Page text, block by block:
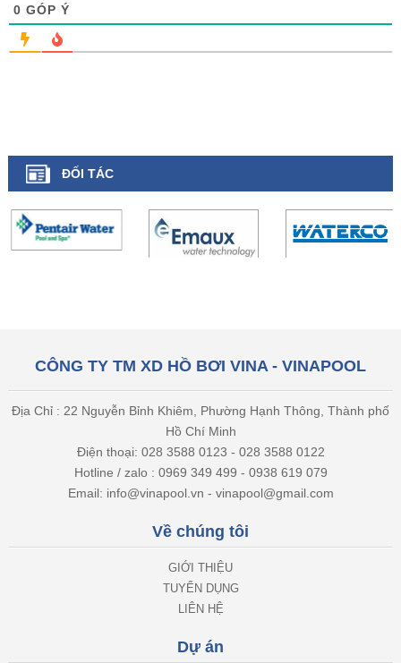
0 GÓP Ý
ĐỐI TÁC
CÔNG TY TM XD HỒ BƠI VINA - VINAPOOL
Địa Chỉ : 22 Nguyễn Bỉnh Khiêm, Phường Hạnh Thông, Thành phố
Hồ Chí Minh
Điện thoại: 028 3588 0123 - 028 3588 0122
Hotline / zalo : 0969 349 499 - 0938 619 079
Email: info@vinapool.vn - vinapool@gmail.com
Về chúng tôi
GIỚI THIỆU
TUYỂN DỤNG
LIÊN HỆ
Dự án